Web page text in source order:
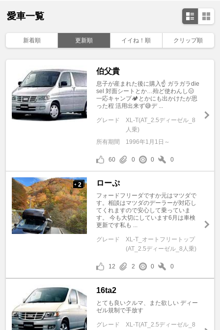
愛車一覧
新着順 更新順 イイね！順 クリップ順
伯父貴
息子が産まれた後に購入☝️ ガラガラdie
sel 対面シートとか…殆ど使わんし😑
一応キャンプ🏕️とかにも出かけたが思
った程 活用出来ず😅デ ...
グレード
XL-T(AT_2.5ディーゼル_8
人乗)
所有期間
1996年1月1日～
60 0 0 0
+ 2 ローぷ
フォードフリーダですか元はマツダで
す。相談はマツダのデーラーが対応し
てくれますので安心して乗っていま
す。 今も大切にしています6月は車検
更新です私も ...
グレード
XL-T_オートフリートップ
(AT_2.5ディーゼル_8人乗)
12 2 0 0
16ta2
とても良いクルマ、また欲しい ディー
ゼル規制で手放す
グレード
XL-T(AT_2.5ディーゼル_8